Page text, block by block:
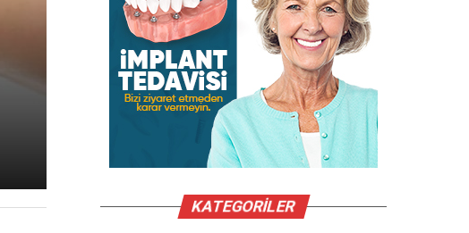
KATEGORILER